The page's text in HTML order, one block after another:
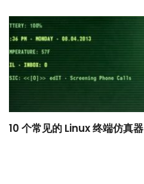
10 个常见的 Linux 终端仿真器